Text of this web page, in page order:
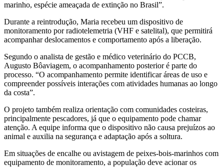
marinho, espécie ameaçada de extinção no Brasil”.
Durante a reintrodução, Maria recebeu um dispositivo de
monitoramento por radiotelemetria (VHF e satelital), que permitirá
acompanhar deslocamentos e comportamento após a liberação.
Segundo o analista de gestão e médico veterinário do PCCB,
Augusto Bôaviagem, o acompanhamento posterior é parte do
processo. “O acompanhamento permite identificar áreas de uso e
compreender possíveis interações com atividades humanas ao longo
da costa”.
O projeto também realiza orientação com comunidades costeiras,
principalmente pescadores, já que o equipamento pode chamar
atenção. A equipe informa que o dispositivo não causa prejuízos ao
animal e auxilia na segurança e adaptação após a soltura.
Em situações de encalhe ou avistagem de peixes-bois-marinhos com
equipamento de monitoramento, a população deve acionar os